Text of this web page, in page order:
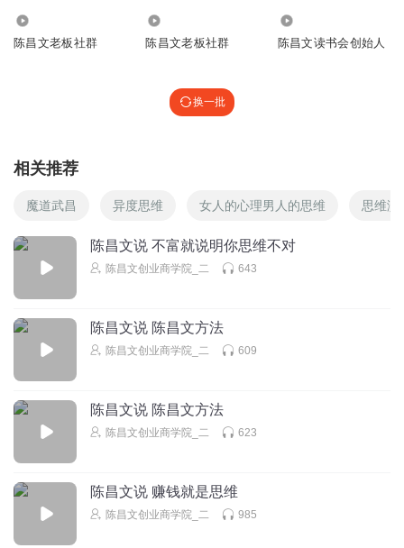
陈昌文老板社群 陈昌文老板社群 陈昌文读书会创始人
换一批
相关推荐
魔道武昌 异度思维 女人的心理男人的思维 思维演
陈昌文说 不富就说明你思维不对
陈昌文创业商学院_二 643
陈昌文说 陈昌文方法
陈昌文创业商学院_二 609
陈昌文说 陈昌文方法
陈昌文创业商学院_二 623
陈昌文说 赚钱就是思维
陈昌文创业商学院_二 985